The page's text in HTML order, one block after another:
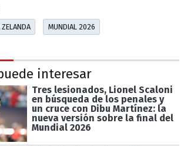
ZELANDA MUNDIAL 2026
interesar
Tres lesionados, Lionel Scaloni
en búsqueda de los penales y
un cruce con Dibu Martínez: la
nueva versión sobre la final del
Mundial 2026